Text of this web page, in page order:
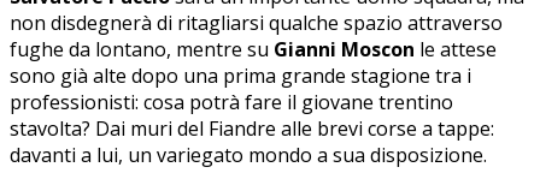
non disdegnerà di ritagliarsi qualche spazio attraverso
fughe da lontano, mentre su Gianni Moscon le attese
sono già alte dopo una prima grande stagione tra i
professionisti: cosa potrà fare il giovane trentino
stavolta? Dai muri del Fiandre alle brevi corse a tappe:
davanti a lui, un variegato mondo a sua disposizione.